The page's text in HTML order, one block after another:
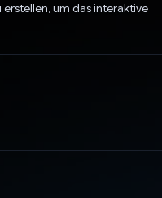
um das interaktive